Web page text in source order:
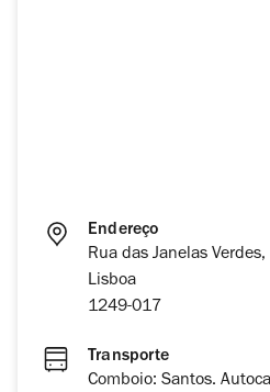
Endereço
Rua das Janelas Verdes,
Lisboa
1249-017
Transporte
Comboio: Santos.